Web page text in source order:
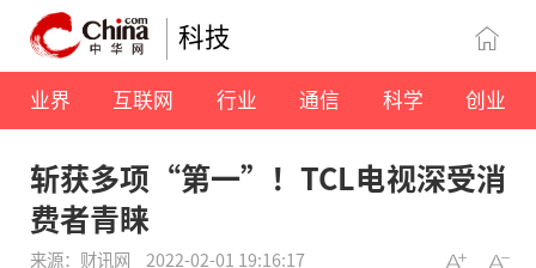
科技
业界 互联网 行业 通信 科学 创业
斩获多项“第一”！TCL电视深受消
费者青睐
来源：财讯网 2022-02-01 19:16:17